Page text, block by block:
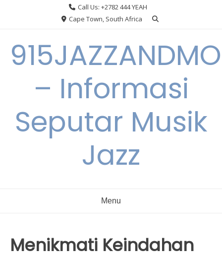
Call Us: +2782 444 YEAH
Cape Town, South Africa
– Informasi
Seputar Musik
Jazz
Menu
Menikmati Keindahan